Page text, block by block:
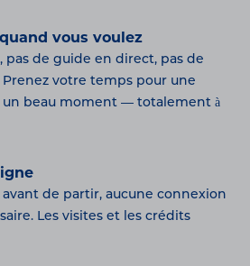
vous voulez
pas de guide en direct, pas de
votre temps pour une
un beau moment — totalement à
avant de partir, aucune connexion
Les visites et les crédits